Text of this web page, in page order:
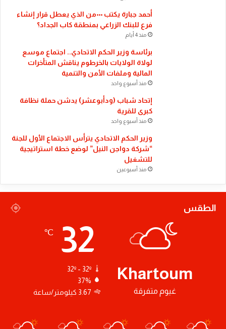
أحمد جبارة يكتب ٠٠٠من الذي يعطل قرار إنشاء
فرع للبنك الزراعي بمنطقة كاب الجداد؟
منذ 4 أيام
​برئاسة وزير الحكم الاتحادي.. اجتماع موسع
لولاة الولايات بالخرطوم يناقش المتأخرات
المالية وملفات الأمن والتنمية
منذ أسبوع واحد
إتحاد شباب (ودأبوعشر) يدشن حملة نظافة
كبرى للقرية
منذ أسبوع واحد
وزير الحكم الاتحادي يترأس الاجتماع الأول للجنة
“شركة دواجن النيل” لوضع خطة استراتيجية
للتشغيل
منذ أسبوعين
الطقس
Khartoum
غيوم متفرقة
32
℃
37%
3.67 كيلومتر/ساعة